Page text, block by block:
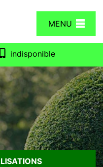
MENU
indisponible